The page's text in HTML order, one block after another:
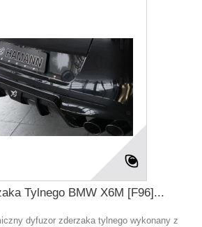
Tylnego BMW X6M [F96]...
dyfuzor zderzaka tylnego wykonany z